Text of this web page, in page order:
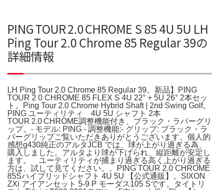
PING TOUR 2.0 CHROME S 85 4U 5U LH
Ping Tour 2.0 Chrome 85 Regular 39の
詳細情報
LH Ping Tour 2.0 Chrome 85 Regular 39。新品】PING
TOUR 2 0 CHROME 85 FLEX S 4U 22° + 5U 26° 2本セッ
ト。Ping Tour 2.0 Chrome Hybrid Shaft | 2nd Swing Golf。
PING ユーティリティ 4U 5U シャフト 2本
TOUR 2.0 CHROME調整機能付き、ブラック・ラバーグリ
ップ。- モデル: PING - 調整機能:- グリップ: ブラック・ラ
バーグリップご覧いただきありがとうございます。個人的
感想g430純正のアルタJCB では、球が上がり過ぎる為、
購入しました。アルタより球が下げられ、縦距離が安定し
ます。 ユーティリティが捕まり過ぎる高く上がり過ぎる
方は、試して見てください。。PING TOUR 2.0 CHROME
85Sハイブリッドシャフト 4U 5U 【公式通販】。SIXON
ZXi アイアンセット 5-9 P モーダス105 Sです。タイトリ